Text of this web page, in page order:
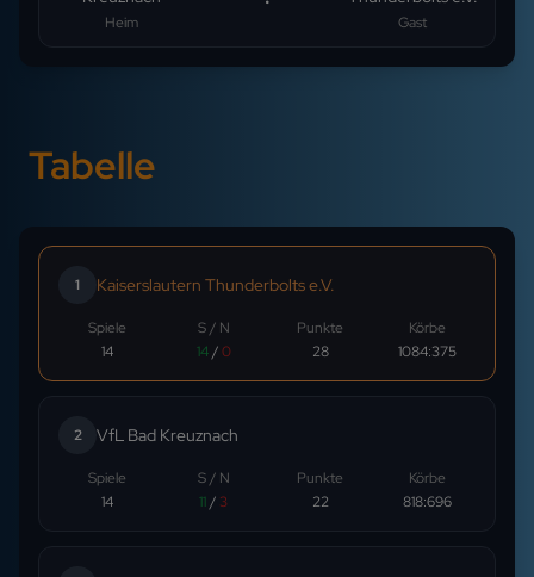
Heim Gast
Tabelle
1 Kaiserslautern Thunderbolts e.V.
Spiele
14
S / N
14/0
Punkte
28
Körbe
1084:375
2 VfL Bad Kreuznach
Spiele
14
S / N
11/ 3
Punkte
22
Körbe
818:696